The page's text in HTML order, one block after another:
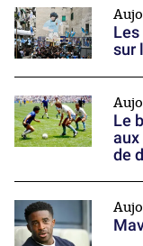
sur
Le
de